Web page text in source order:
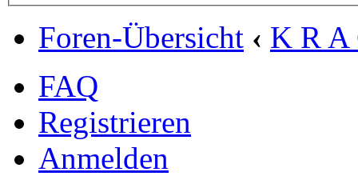
Foren-Übersicht ‹ K R A
FAQ
Registrieren
Anmelden